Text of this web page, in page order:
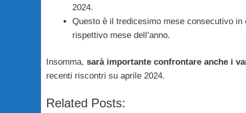
2024.
Questo è il tredicesimo mese consecutivo
rispettivo mese dell’anno.
Insomma, sarà importante confrontare anche i
recenti riscontri su aprile 2024.
Related Posts: